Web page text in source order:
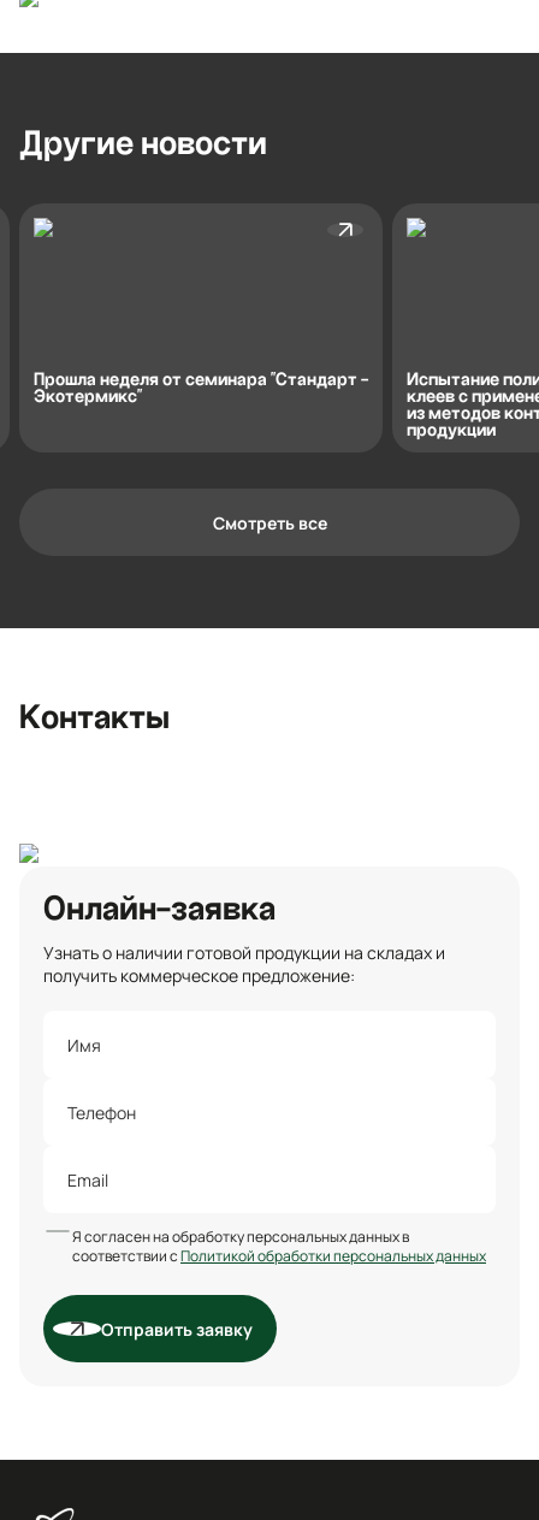
Другие новости
Прошла неделя от семинара "Стандарт -
Экотермикс"
Испытание
клеев с
из методов
продукции
Смотреть все
Контактыopt@ecotermix.ru
Онлайн-заявка
Узнать о наличии готовой продукции на складах и
получить коммерческое предложение:
Я согласен на обработку персональных данных в
соответствии сПолитикой обработки персональных данных
Отправить заявку